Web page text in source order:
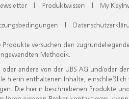
| Produktwissen | My
|
versuchen den
Methodik.
andere von der UBS AG und/oder
hierin enthaltenen Inhalte,
Die hierin beschriebenen Produkte